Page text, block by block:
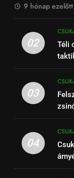
9 hónap ezelőtt
02
Téli
03
04